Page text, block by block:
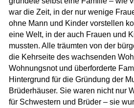
war die Zeit, in der nur wenige
ohne Mann und Kinder vorstellen
eine Welt, in der auch Frauen und
mussten. Alle träumten von der
die Kehrseite des wachsenden
Wohnungsnot und überforderte
Hintergrund für die Gründung der
Brüderhäuser. Sie waren nicht nur
für Schwestern und Brüder – sie